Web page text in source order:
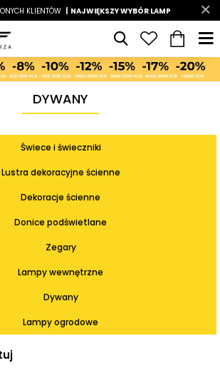
LATO7
KLIENTÓW | NAJWIĘKSZY WYBÓR LAMP
| |
DYWANY
Świece i świeczniki
Lustra dekoracyjne ścienne
Dekoracje ścienne
Donice podświetlane
Zegary
Lampy wewnętrzne
Dywany
Lampy ogrodowe